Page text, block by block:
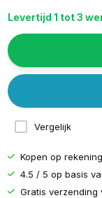
Levertijd 1 tot 3
Vergelijk
Kopen op
4.5 / 5 op basis
Gratis